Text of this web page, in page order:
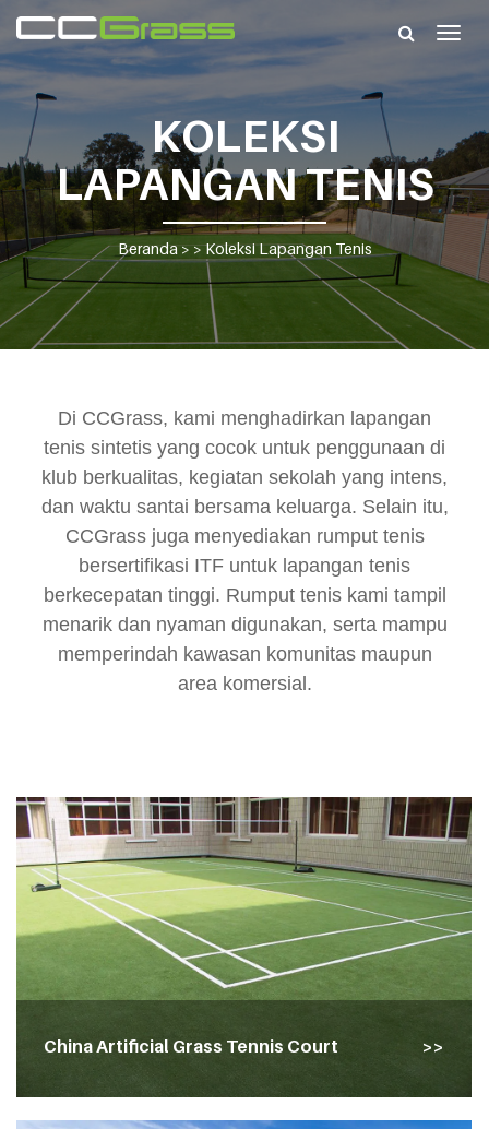
KOLEKSI
LAPANGAN TENIS
Beranda> >Koleksi Lapangan Tenis
Di CCGrass, kami menghadirkan lapangan
tenis sintetis yang cocok untuk penggunaan di
klub berkualitas, kegiatan sekolah yang intens,
dan waktu santai bersama keluarga. Selain itu,
CCGrass juga menyediakan rumput tenis
bersertifikasi ITF untuk lapangan tenis
berkecepatan tinggi. Rumput tenis kami tampil
menarik dan nyaman digunakan, serta mampu
memperindah kawasan komunitas maupun
area komersial.
China Artificial Grass Tennis Court